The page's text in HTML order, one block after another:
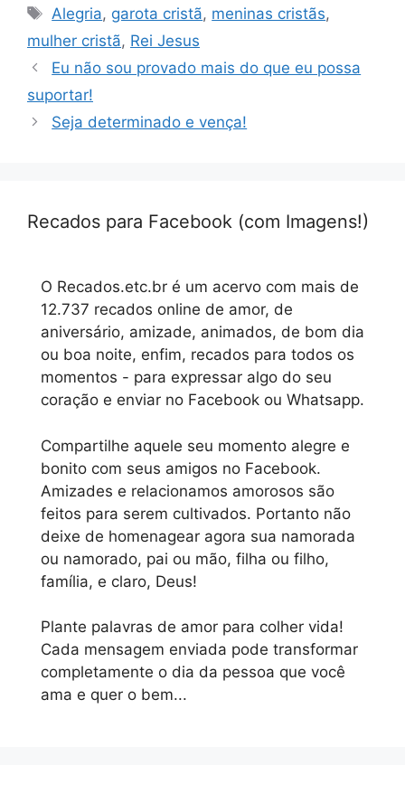
Tags
Alegria, garota cristã, meninas cristãs,
mulher cristã, Rei Jesus
Eu não sou provado mais do que eu possa
suportar!
Seja determinado e vença!
Recados para Facebook (com Imagens!)
O Recados.etc.br é um acervo com mais de
12.737 recados online de amor, de
aniversário, amizade, animados, de bom dia
ou boa noite, enfim, recados para todos os
momentos - para expressar algo do seu
coração e enviar no Facebook ou Whatsapp.
Compartilhe aquele seu momento alegre e
bonito com seus amigos no Facebook.
Amizades e relacionamos amorosos são
feitos para serem cultivados. Portanto não
deixe de homenagear agora sua namorada
ou namorado, pai ou mão, filha ou filho,
família, e claro, Deus!
Plante palavras de amor para colher vida!
Cada mensagem enviada pode transformar
completamente o dia da pessoa que você
ama e quer o bem...